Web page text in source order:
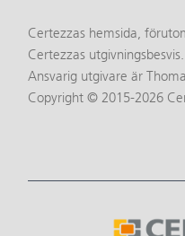
Certezzas hemsida,
Certezzas utgivningsbesvis.
Ansvarig utgivare är
Copyright © 2015-2026